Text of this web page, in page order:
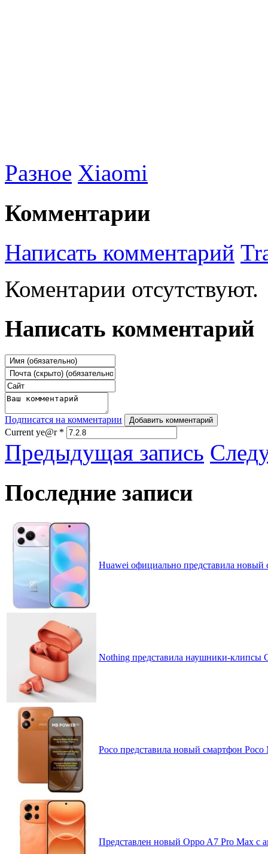
Разное Xiaomi
Комментарии
Написать комментарий
Коментарии отсутствуют.
Написать комментарий
Подписатся на комментарии Добавить комментарий
Current ye@r *
Предыдущая запись
Последние записи
Huawei официально представила
Nothing представила наушники-клипсы
Poco представила новый смартфон
Представлен новый Oppo A7 Pro Max с